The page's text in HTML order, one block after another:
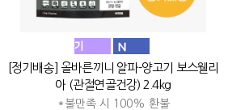
[정기배송] 올바른끼니 알파-양고기 보스웰리
아 (관절연골건강) 2.4kg
*불만족 시 100% 환불